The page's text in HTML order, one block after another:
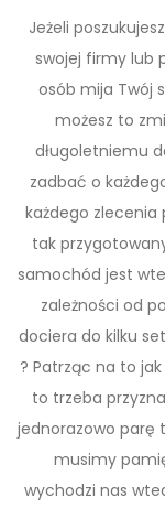
Jeżeli
swojej firmy lub
osób mija Twój
możesz to
długoletniemu
zadbać o
każdego
tak
samochód jest
zależności od
dociera do kilku
? Patrząc na to
to trzeba
jednorazowo parę
musimy
wychodzi nas